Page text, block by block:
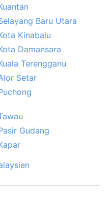
Baru Utara
Kinabalu
Damansara
Terengganu
Setar
Gudang